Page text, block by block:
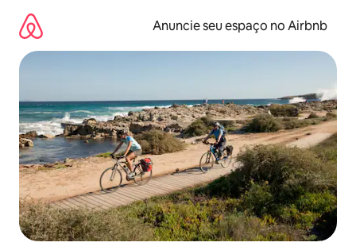
para
conteúdo
Anuncie seu espaço no Airbnb